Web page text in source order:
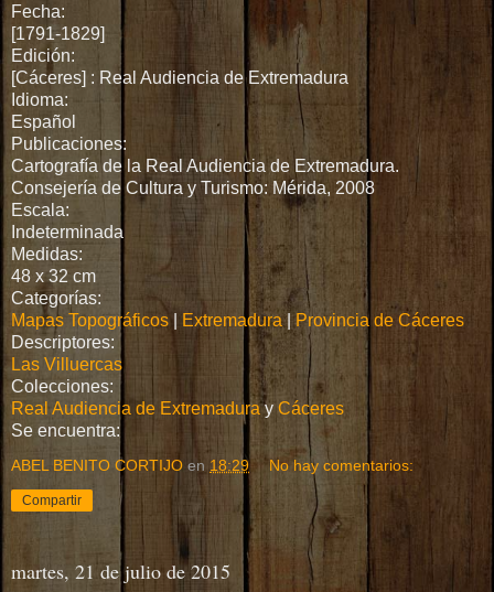
Fecha:
[1791-1829]
Edición:
[Cáceres] : Real Audiencia de Extremadura
Idioma:
Español
Publicaciones:
Cartografía de la Real Audiencia de Extremadura.
Consejería de Cultura y Turismo: Mérida, 2008
Escala:
Indeterminada
Medidas:
48 x 32 cm
Categorías:
Mapas Topográficos
Extremadura|Provincia de Cáceres
Descriptores:
Las Villuercas
Colecciones:
Real Audiencia de Extremaduray Cáceres
Se encuentra:
ABEL BENITO CORTIJO en 18:29 No hay comentarios:
Compartir
martes, 21 de julio de 2015